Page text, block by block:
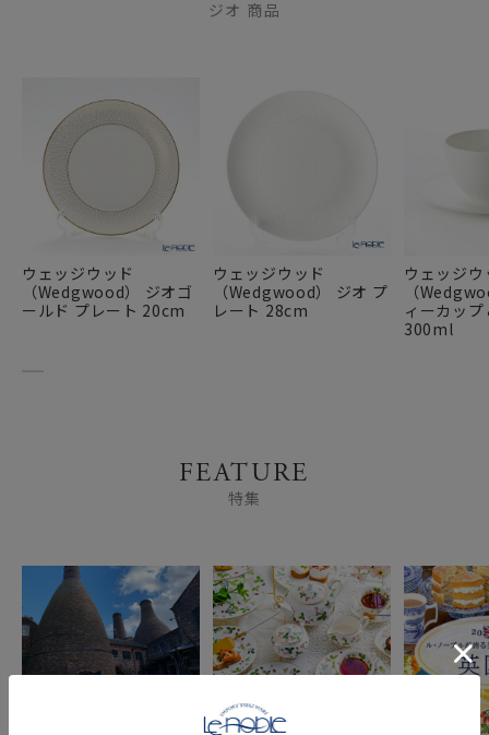
ジオ 商品
ウェッジウッド
（Wedgwood） ジオゴ
ールド プレート 20cm
ウェッジウッド
（Wedgwood） ジオ プ
レート 28cm
ウェッジウ
（
ィーカッ
300ml
FEATURE
特集